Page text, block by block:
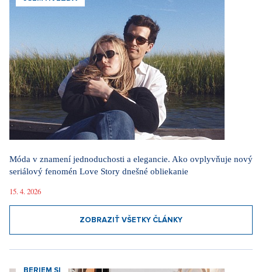
Móda v znamení jednoduchosti a elegancie. Ako ovplyvňuje nový
seriálový fenomén Love Story dnešné obliekanie
15. 4. 2026
ZOBRAZIŤ VŠETKY ČLÁNKY